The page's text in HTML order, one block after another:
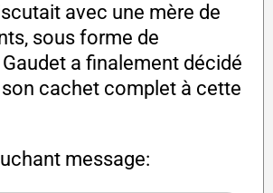
avec une mère de
sous forme de
Gaudet a finalement décidé
cachet complet à cette
message: